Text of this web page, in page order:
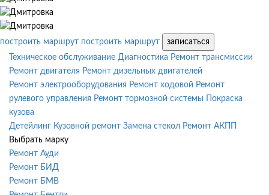
построить маршрут построить маршрут
записаться
Техническое обслуживание Диагностика Ремонт трансмиссии
Ремонт двигателя Ремонт дизельных двигателей
Ремонт электрооборудования Ремонт ходовой Ремонт
рулевого управления Ремонт тормозной системы
Покраска
кузова
Детейлинг Кузовной ремонт Замена стекол Ремонт АКПП
Выбрать марку
Ремонт Ауди
Ремонт БИД
Ремонт БМВ